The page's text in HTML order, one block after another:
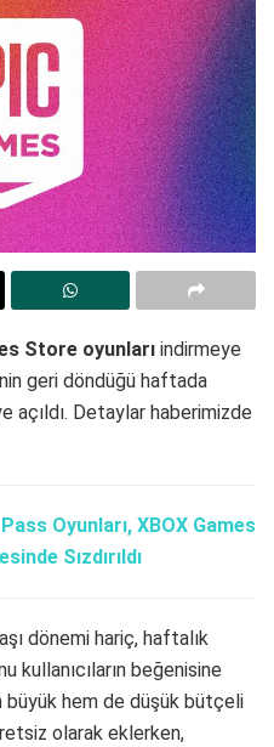
Store oyunları indirmeye
geri döndüğü haftada
açıldı. Detaylar haberimizde
Oyunları, XBOX Games
Sızdırıldı
dönemi hariç, haftalık
kullanıcıların beğenisine
büyük hem de düşük bütçeli
olarak eklerken,